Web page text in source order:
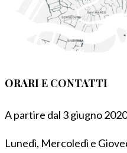
ORARI E CONTATTI
A partire dal 3 giugno 2020
Lunedì, Mercoledì e